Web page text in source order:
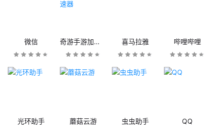
微信 奇游手游加速器 喜马拉雅 哔哩哔哩
光环助手 蘑菇云游 虫虫助手 QQ